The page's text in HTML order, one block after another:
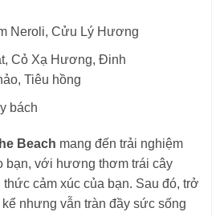
Neroli, Cửu Lý Hương
Cỏ Xạ Hương, Đinh
Tiêu hồng
bách
Beach mang đến trải nghiệm
bạn, với hương thơm trái cây
cảm xúc của bạn. Sau đó, trở
nhưng vẫn tràn đầy sức sống